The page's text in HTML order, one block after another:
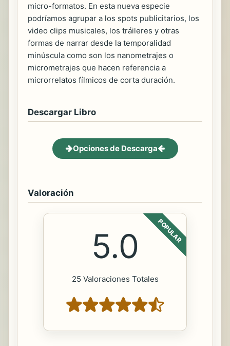
micro-formatos. En esta nueva especie
podríamos agrupar a los spots publicitarios, los
video clips musicales, los tráileres y otras
formas de narrar desde la temporalidad
minúscula como son los nanometrajes o
micrometrajes que hacen referencia a
microrrelatos fílmicos de corta duración.
Descargar Libro
Opciones de Descarga
Valoración
POPULAR
5.0
25 Valoraciones Totales